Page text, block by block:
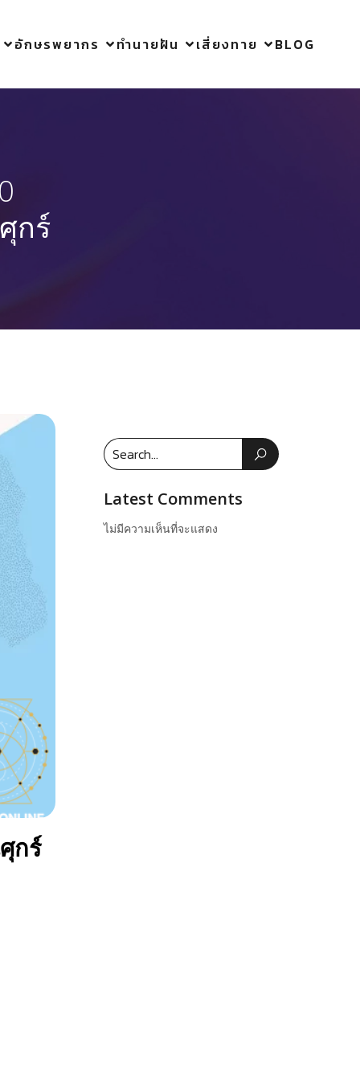
อักษรพยากร ทำนายฝัน เสี่ยงทาย BLOG
กร์
กร์
Latest Comments
ไม่มีความเห็นที่จะแสดง